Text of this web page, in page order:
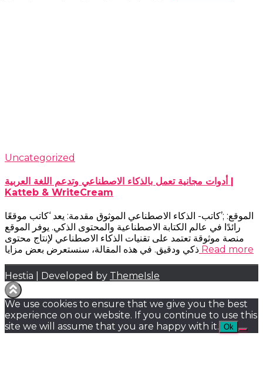
Uncategorized
أدوات مجانية تعمل بالذكاء الاصطناعي وتدعم اللغة العربية |
Katteb & WriteCream
الموقع: ;’كاتب- الذكاء الاصطناعي الموثوق مقدمة: يعد ‘كاتب موقعًا
رائدًا في عالم الكتابة الاصطناعية والمحتوى الذكي. يوفر الموقع
منصة موثوقة تعتمد على تقنيات الذكاء الاصطناعي لإنتاج محتوى
ذكي ودقيق. في هذه المقالة، سنستعرض بعض مزايا Read more
Hestia | Developed by ThemeIsle
We use cookies to ensure that we give you the best
experience on our website. If you continue to use this
site we will assume that you are happy with it. Ok